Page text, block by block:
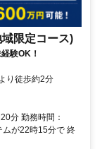
限定コース)
験OK！
り徒歩約2分
分 勤務時間：
ムが22時15分で 終